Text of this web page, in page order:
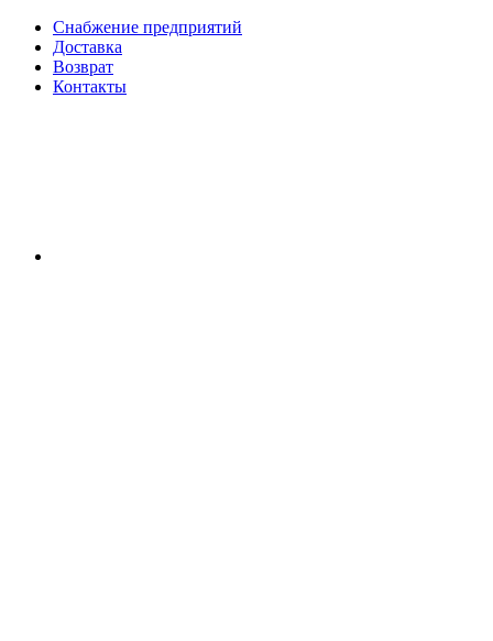
Снабжение предприятий
Доставка
Возврат
Контакты